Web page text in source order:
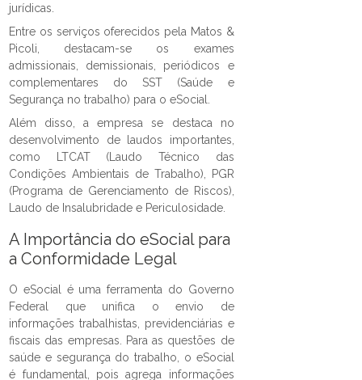
jurídicas.
Entre os serviços oferecidos pela Matos &
Picoli, destacam-se os exames
admissionais, demissionais, periódicos e
complementares do SST (Saúde e
Segurança no trabalho) para o eSocial.
Além disso, a empresa se destaca no
desenvolvimento de laudos importantes,
como LTCAT (Laudo Técnico das
Condições Ambientais de Trabalho), PGR
(Programa de Gerenciamento de Riscos),
Laudo de Insalubridade e Periculosidade.
A Importância do eSocial para
a Conformidade Legal
O eSocial é uma ferramenta do Governo
Federal que unifica o envio de
informações trabalhistas, previdenciárias e
fiscais das empresas. Para as questões de
saúde e segurança do trabalho, o eSocial
é fundamental, pois agrega informações